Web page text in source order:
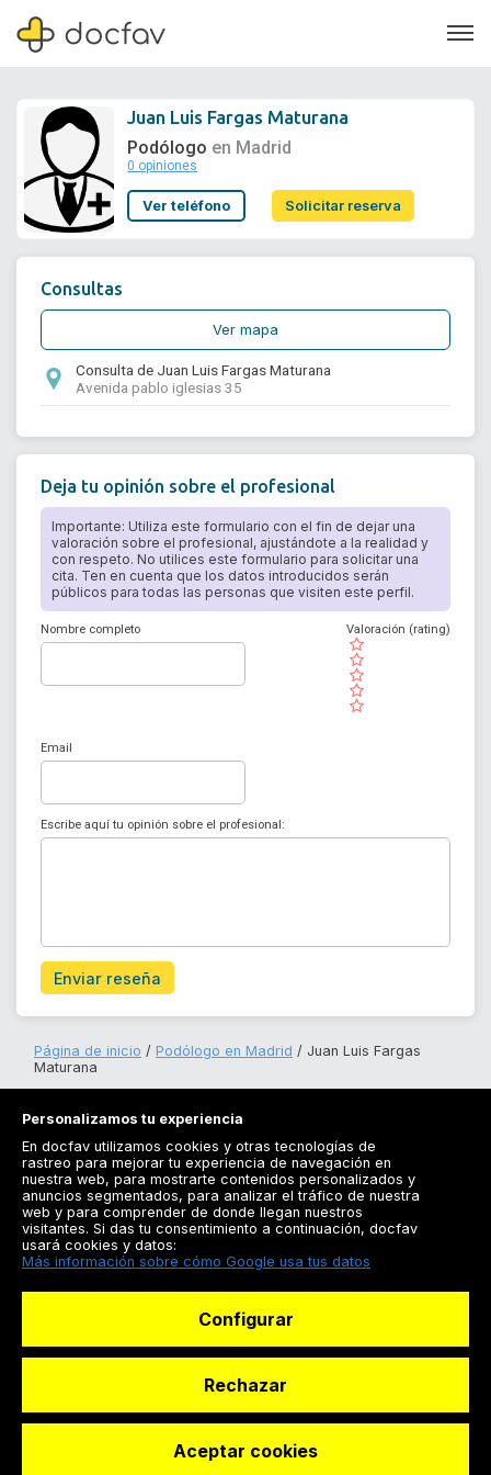
Soporte
Juan Luis Fargas Maturana
Podólogo en Madrid
0 opiniones
Ver teléfono Solicitar reserva
Consultas
Ver mapa
Consulta de Juan Luis Fargas Maturana
Avenida pablo iglesias 35
Deja tu opinión sobre el profesional
Importante: Utiliza este formulario con el fin de dejar una
valoración sobre el profesional, ajustándote a la realidad y
con respeto. No utilices este formulario para solicitar una
cita. Ten en cuenta que los datos introducidos serán
públicos para todas las personas que visiten este perfil.
Nombre completo
( )
( )
( )
( )
( )
Valoración (rating)
Email
Escribe aquí tu opinión sobre el profesional:
Enviar reseña
Página de inicio Podólogo en Madrid
Juan Luis Fargas
Maturana
Registrarse
Docfav
© Dashboard Technologies S.L
Personalizamos tu experiencia
En docfav utilizamos cookies y otras tecnologías de
rastreo para mejorar tu experiencia de navegación en
nuestra web, para mostrarte contenidos personalizados y
anuncios segmentados, para analizar el tráfico de nuestra
web y para comprender de donde llegan nuestros
visitantes. Si das tu consentimiento a continuación, docfav
usará cookies y datos:
Más información sobre cómo Google usa tus datos
Configurar
Rechazar
Aceptar cookies